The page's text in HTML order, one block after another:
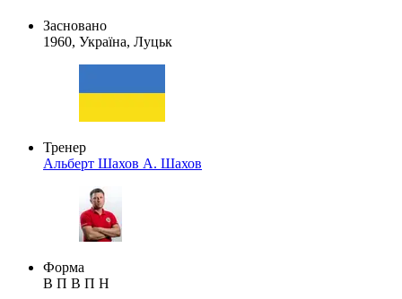
Засновано
1960, Україна, Луцьк
Тренер
Альберт Шахов А. Шахов
Форма
В П В П Н